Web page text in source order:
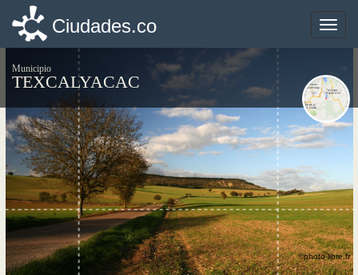
Toggle
Ciudades.co
Municipio
TEXCALYACAC
©photo-libre.fr
Toggle
Ciudades.co